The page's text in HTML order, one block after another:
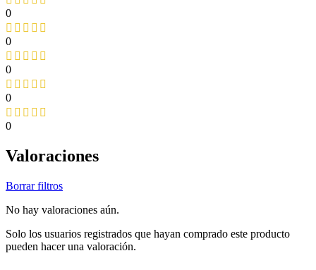
0
0
0
0
0
Valoraciones
Borrar filtros
No hay valoraciones aún.
Solo los usuarios registrados que hayan comprado este producto
pueden hacer una valoración.